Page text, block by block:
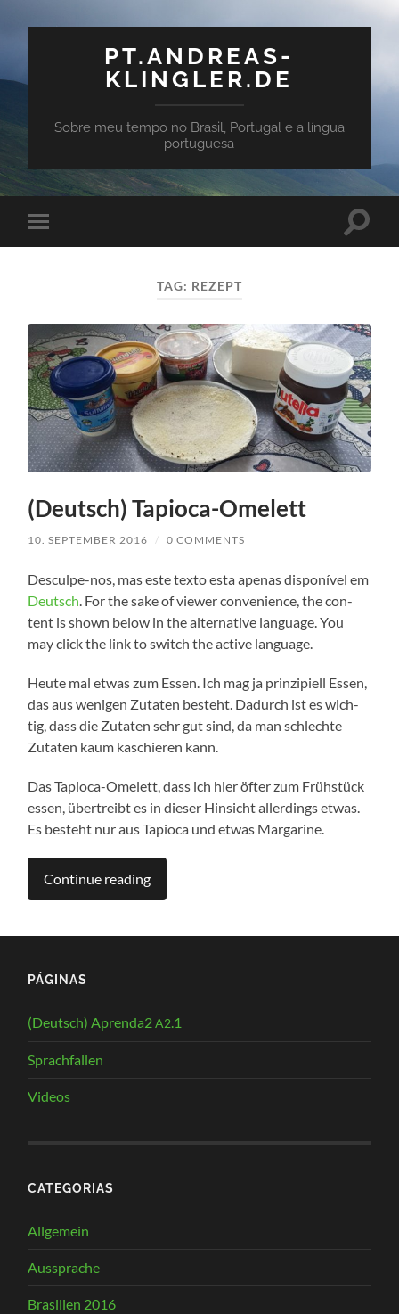
PT.ANDREAS-
KLINGLER.DE
Sobre meu tempo no Brasil, Portugal e a língua
portuguesa
Toggle
mobile
Toggle
TAG: REZEPT
(Deutsch) Tapioca-Omelett
10. SEPTEMBER 2016 / 0 COMMENTS
Desculpe-nos, mas este tex­to esta ape­n­as dis­poní­vel em
Deutsch. For the sake of view­er con­ve­ni­ence, the con­
tent is shown below in the alter­na­ti­ve lan­guage. You
may click the link to switch the acti­ve language.
Heu­te mal etwas zum Essen. Ich mag ja prin­zi­pi­ell Essen,
das aus weni­gen Zuta­ten besteht. Dadurch ist es wich­
tig, dass die Zuta­ten sehr gut sind, da man schlech­te
Zuta­ten kaum kaschie­ren kann.
Das Tapioca-Omelett, dass ich hier öfter zum Früh­stück
essen, über­treibt es in die­ser Hin­sicht aller­dings etwas.
Es besteht nur aus Tapio­ca und etwas Margarine.
Con­ti­nue reading
PÁGINAS
(Deutsch) Aprenda2A2.1
Sprachfallen
Videos
CATEGORIAS
Allgemein
Aussprache
Brasilien 2016